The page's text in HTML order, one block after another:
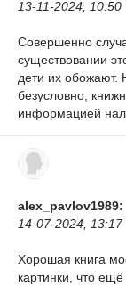
13-11-2024, 10:50
Совершенно
существовании
дети их обожают.
безусловно,
информацией
alex_pavlov1989:
14-07-2024, 13:17
Хорошая книга
картинки, что